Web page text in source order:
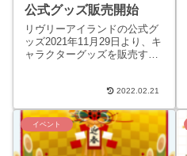
公式グッズ販売開始
リヴリーアイランドの公式グ
ッズ2021年11月29日より、キ
ャラクターグッズを販売する
ーアイランド公式グッズが
2022.02.21
イベント